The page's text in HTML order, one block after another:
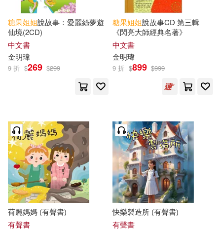
可新加坡店取(18)
可菲律賓店取(18)
其他
作者/演唱/譯/編/繪(188)
價格
範圍
糖果姐姐說故事：愛麗絲夢遊
仙境(2CD)
中文書
金明瑋
9 折 $269 $299
糖果姐姐說故事CD 第三輯
《閃亮大師經典名著》
中文書
金明瑋
9 折 $899 $999
荷麗媽媽 (有聲書)
有聲書
快樂製造所 (有聲書)
有聲書